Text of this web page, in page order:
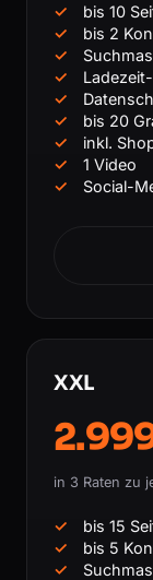
bis 10
bis 2
bis 20
inkl.
1 Video
Social-
XXL
in 3 Raten zu
bis 15
bis 5